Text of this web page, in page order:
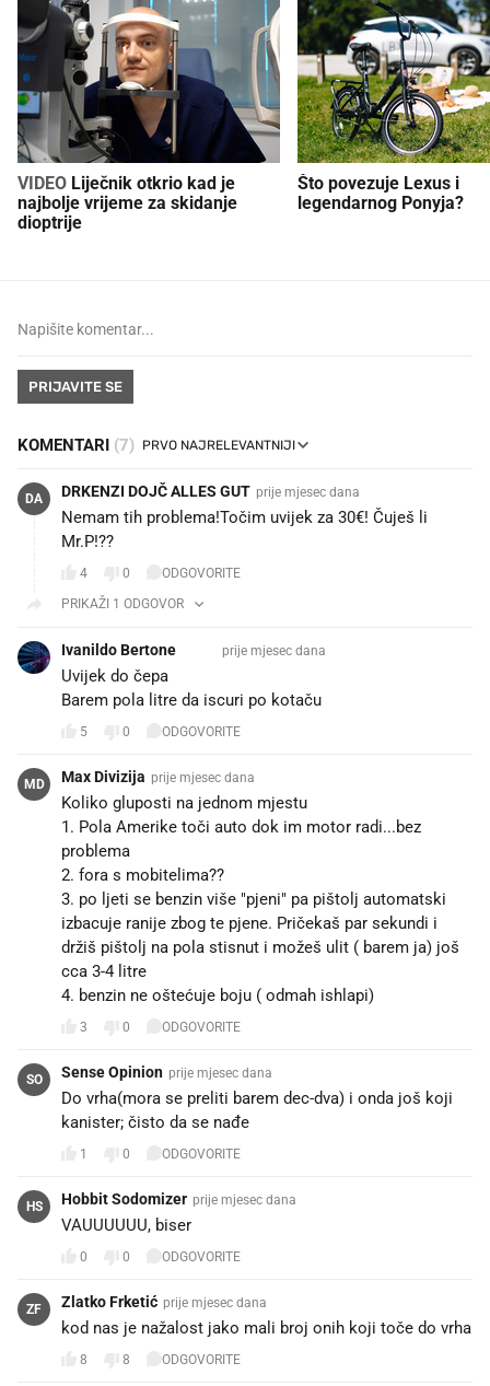
VIDEO
najbolje vrijeme za skidanje
dioptrije
Što povezuje Lexus i
legendarnog Ponyja?
PRIJAVITE SE
KOMENTARI (7)
DA DRKENZI DOJČ ALLES GUT prije mjesec dana
Nemam tih problema!Točim uvijek za 30€! Čuješ li
Mr.P!??🥴🫣🥺🥳🥳
4 0
ODGOVORITE
PRIKAŽI 1 ODGOVOR
Ivanildo Bertone ⚒️⚒️ prije mjesec dana
Uvijek do čepa
Barem pola litre da iscuri po kotaču
5 0 ODGOVORITE
MD Max Divizija prije mjesec dana
Koliko gluposti na jednom mjestu 😂
1. Pola Amerike toči auto dok im motor radi...bez
problema
2. fora s mobitelima?? 😂
3. po ljeti se benzin više "pjeni" pa pištolj automatski
izbacuje ranije zbog te pjene. Pričekaš par sekundi i
držiš pištolj na pola stisnut i možeš ulit ( barem ja) još
cca 3-4 litre
4. benzin ne oštećuje boju ( odmah ishlapi)
3 0 ODGOVORITE
SO Sense Opinion prije mjesec dana
Do vrha(mora se preliti barem dec-dva) i onda još koji
kanister; čisto da se nađe
1 0 ODGOVORITE
HS Hobbit Sodomizer prije mjesec dana
VAUUUUUU, biser
0 0 ODGOVORITE
ZF Zlatko Frketić prije mjesec dana
kod nas je nažalost jako mali broj onih koji toče do vrha
8 8 ODGOVORITE